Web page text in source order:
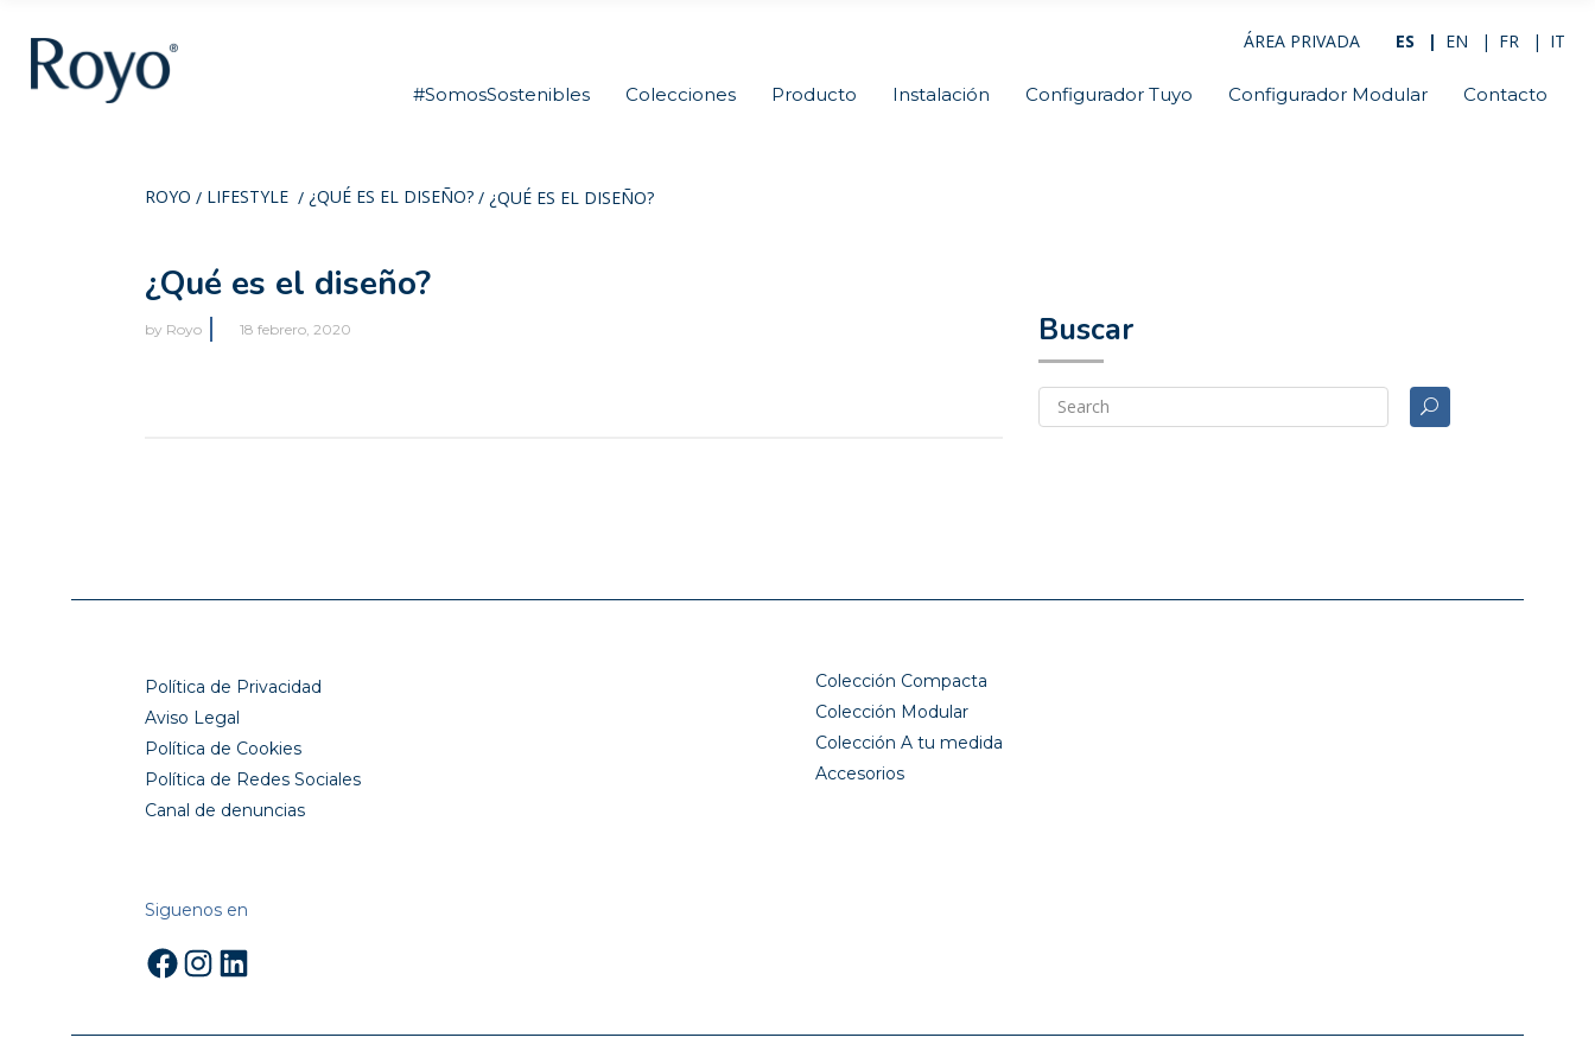
ÁREA PRIVADA ES EN FR IT
#SomosSostenibles Colecciones Producto Instalación Configurador Tuyo Configurador Modular Contacto
ROYO / LIFESTYLE / ¿QUÉ ES EL DISEÑO? / ¿QUÉ ES EL DISEÑO?
¿Qué es el diseño?
by Royo 18 febrero, 2020 Buscar
Política de Privacidad
Aviso Legal
Política de Cookies
Política de Redes Sociales
Canal de denuncias
Siguenos en
Facebook
Instagram
LinkedIn
Colección Compacta
Colección Modular
Colección A tu medida
Accesorios